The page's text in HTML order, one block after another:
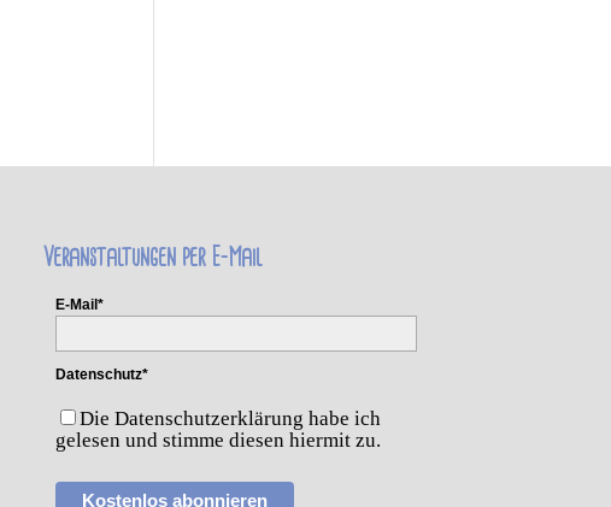
Veranstaltungen per E-Mail
E-Mail*
Datenschutz*
Die Datenschutzerklärung habe ich
gelesen und stimme diesen hiermit zu.
Kostenlos abonnieren